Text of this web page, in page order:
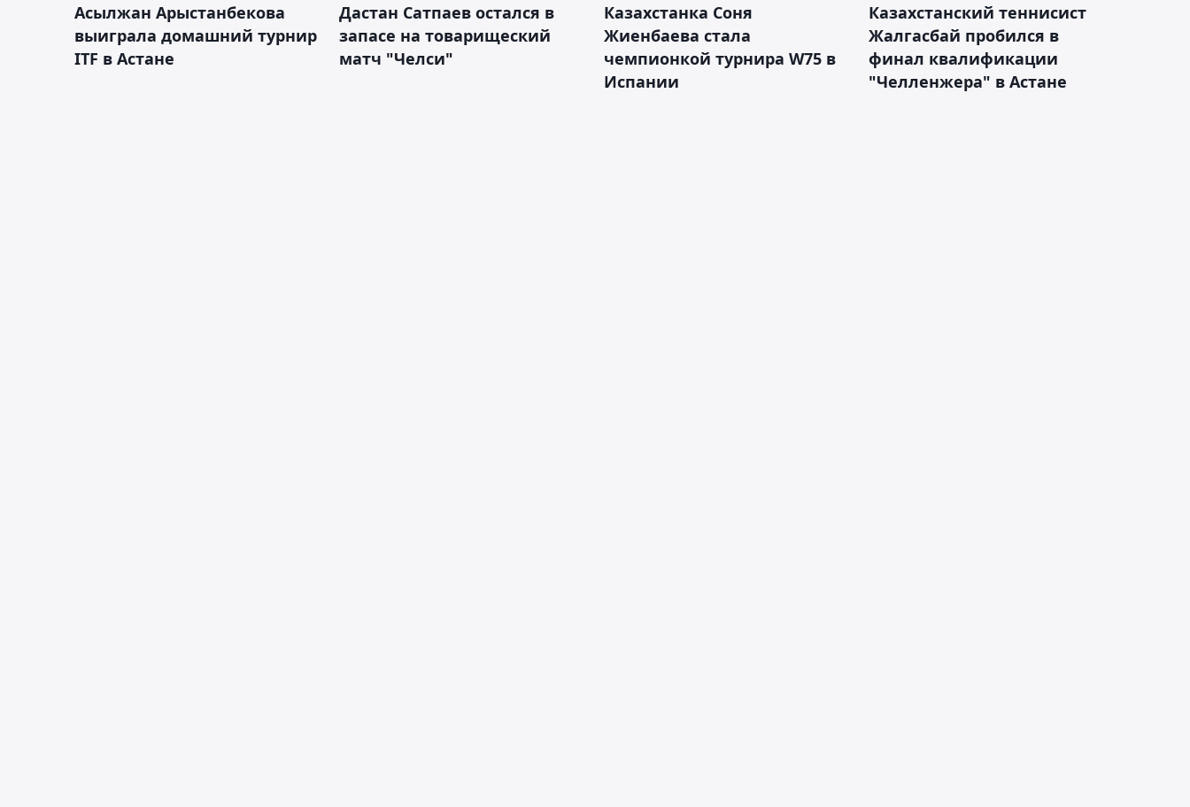
Асылжан Арыстанбекова
выиграла домашний турнир
ITF в Астане
Дастан Сатпаев остался в
запасе на товарищеский
матч "Челси"
Казахстанка Соня
Жиенбаева стала
чемпионкой турнира W75 в
Испании
Казахстанский теннисист
Жалгасбай пробился в
финал квалификации
"Челленжера" в Астане